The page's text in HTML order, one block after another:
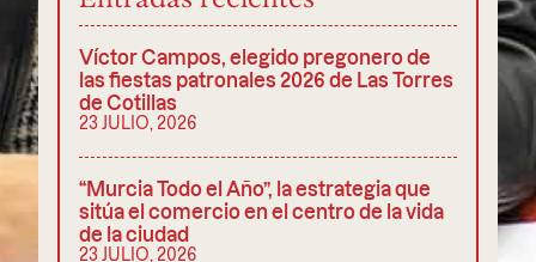
Víctor Campos, elegido pregonero de
las fiestas patronales 2026 de Las Torres
de Cotillas
23 JULIO, 2026
“Murcia Todo el Año”, la estrategia que
sitúa el comercio en el centro de la vida
de la ciudad
23 JULIO, 2026